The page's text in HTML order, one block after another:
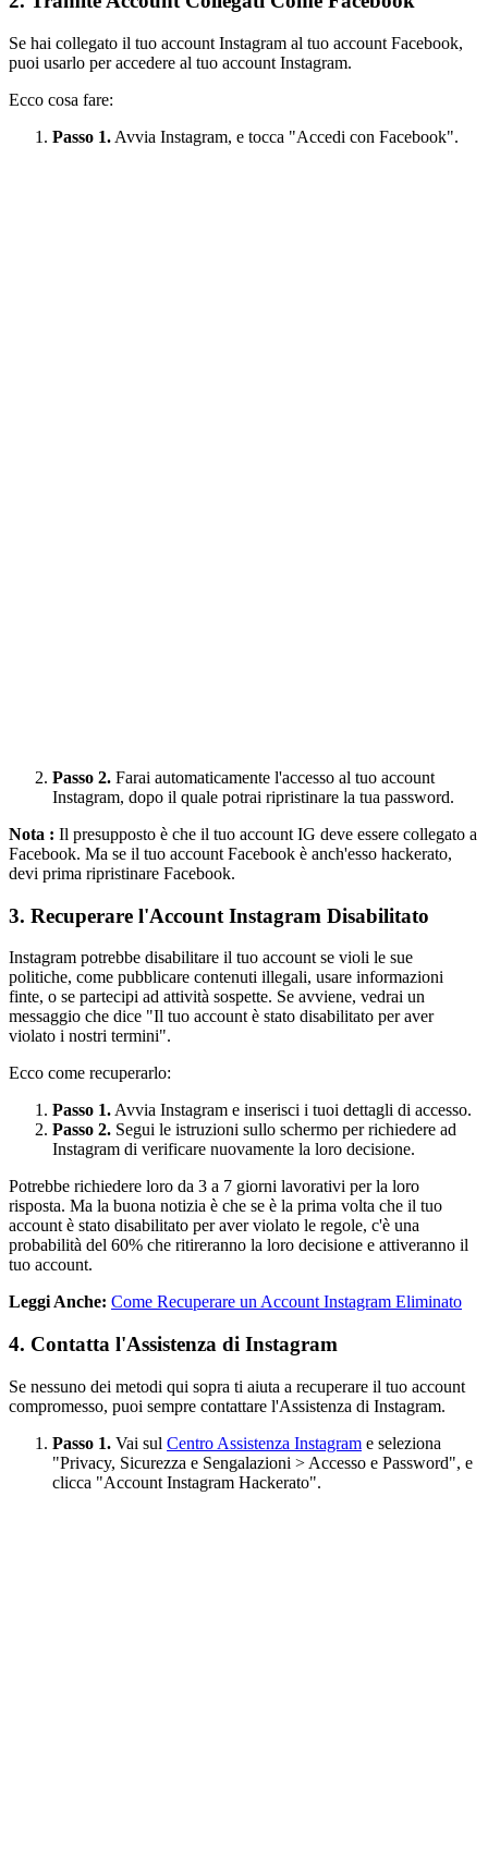
Se hai collegato il tuo account Instagram al tuo account Facebook,
puoi usarlo per accedere al tuo account Instagram.
Ecco cosa fare:
Passo 1. Avvia Instagram, e tocca "Accedi con Facebook".
Passo 2. Farai automaticamente l'accesso al tuo account
Instagram, dopo il quale potrai ripristinare la tua password.
Nota : Il presupposto è che il tuo account IG deve essere collegato a
Facebook. Ma se il tuo account Facebook è anch'esso hackerato,
devi prima ripristinare Facebook.
3. Recuperare l'Account Instagram Disabilitato
Instagram potrebbe disabilitare il tuo account se violi le sue
politiche, come pubblicare contenuti illegali, usare informazioni
finte, o se partecipi ad attività sospette. Se avviene, vedrai un
messaggio che dice "Il tuo account è stato disabilitato per aver
violato i nostri termini".
Ecco come recuperarlo:
Passo 1.Avvia Instagram e inserisci i tuoi dettagli di accesso.
Passo 2. Segui le istruzioni sullo schermo per richiedere ad
Instagram di verificare nuovamente la loro decisione.
Potrebbe richiedere loro da 3 a 7 giorni lavorativi per la loro
risposta. Ma la buona notizia è che se è la prima volta che il tuo
account è stato disabilitato per aver violato le regole, c'è una
probabilità del 60% che ritireranno la loro decisione e attiveranno il
tuo account.
Leggi Anche: Come Recuperare un Account Instagram Eliminato
4. Contatta l'Assistenza di Instagram
Se nessuno dei metodi qui sopra ti aiuta a recuperare il tuo account
compromesso, puoi sempre contattare l'Assistenza di Instagram.
Passo 1. Vai sul Centro Assistenza Instagram e seleziona
"Privacy, Sicurezza e Sengalazioni > Accesso e Password", e
clicca "Account Instagram Hackerato".